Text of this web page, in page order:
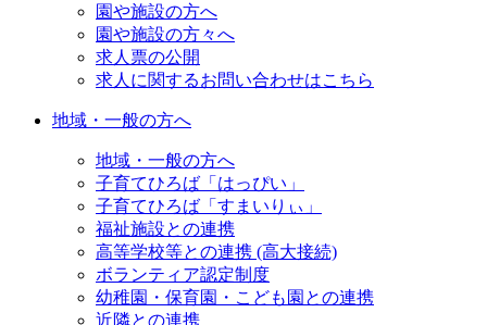
園や施設の方へ
園や施設の方々へ
求人票の公開
求人に関するお問い合わせはこちら
地域・一般の方へ
地域・一般の方へ
子育てひろば「はっぴい」
子育てひろば「すまいりぃ」
福祉施設との連携
高等学校等との連携 (高大接続)
ボランティア認定制度
幼稚園・保育園・こども園との連携
近隣との連携